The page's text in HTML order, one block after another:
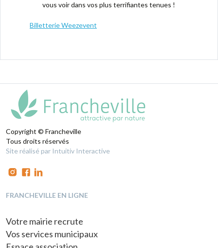
vous voir dans vos plus terrifiantes tenues !
Billetterie Weezevent
Copyright © Francheville
Tous droits réservés
Site réalisé par Intuitiv Interactive
FRANCHEVILLE EN LIGNE
Votre mairie recrute
Vos services municipaux